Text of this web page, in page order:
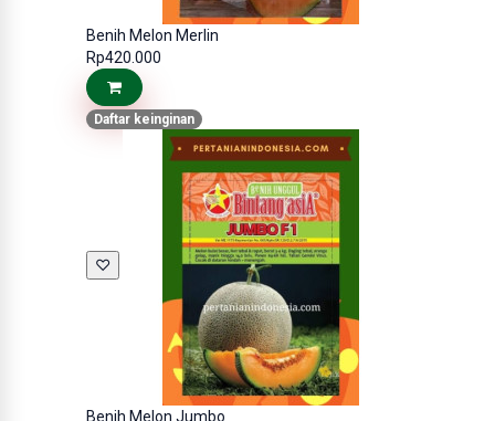
Benih Melon Merlin
Rp420.000
Daftar keinginan
♡
Benih Melon Jumbo